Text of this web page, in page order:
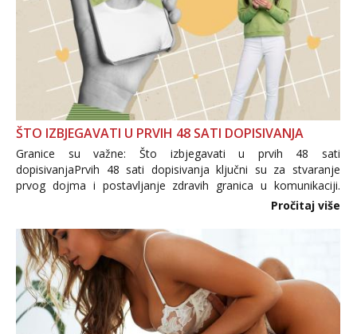
ŠTO IZBJEGAVATI U PRVIH 48 SATI DOPISIVANJA
Granice su važne: Što izbjegavati u prvih 48 sati
dopisivanjaPrvih 48 sati dopisivanja ključni su za stvaranje
prvog dojma i postavljanje zdravih granica u komunikaciji.
Važno je izbjeći prebrzo otkrivanje osobnih ili intimnih
informacija, jer nepoznata osoba još nije zaslužila to
povjerenje. Takođe...
Pročitaj više